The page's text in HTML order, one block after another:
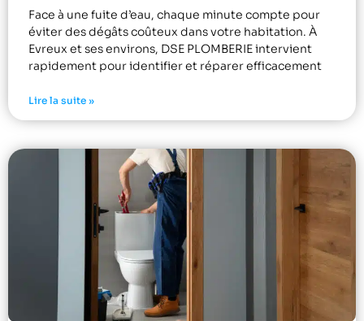
Face à une fuite d’eau, chaque minute compte pour
éviter des dégâts coûteux dans votre habitation. À
Evreux et ses environs, DSE PLOMBERIE intervient
rapidement pour identifier et réparer efficacement
Lire la suite »